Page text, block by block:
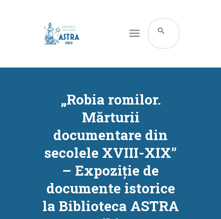
„Robia romilor.
Mărturii
documentare din
secolele XVIII-XIX”
– Expoziție de
documente istorice
la Biblioteca ASTRA
CATALOG ONLINE
RESURSE
SERVICII
INFORMAȚII UTILE
BLOG
CONTACT
CONTUL MEU